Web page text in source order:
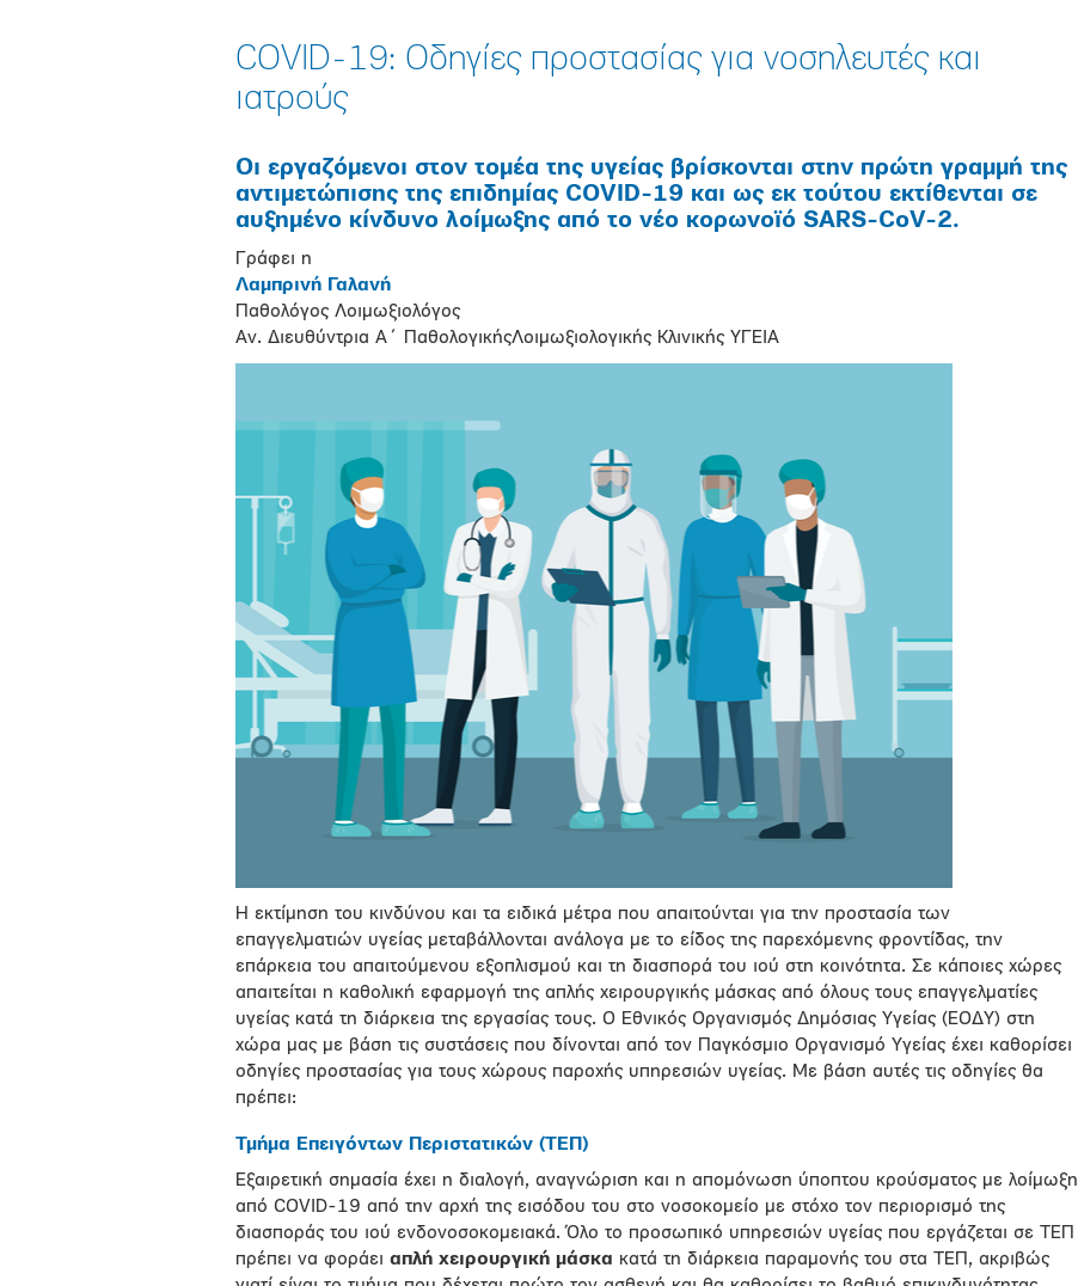
COVID-19: Οδηγίες προστασίας για νοσηλευτές και
ιατρούς
Οι εργαζόμενοι στον τομέα της υγείας βρίσκονται στην πρώτη γραμμή της
αντιμετώπισης της επιδημίας COVID-19 και ως εκ τούτου εκτίθενται σε
αυξημένο κίνδυνο λοίμωξης από το νέο κορωνοϊό SARS-CoV-2.
Γράφει η
Λαμπρινή Γαλανή
Παθολόγος Λοιμωξιολόγος
Αν. Διευθύντρια Α΄ ΠαθολογικήςΛοιμωξιολογικής Κλινικής ΥΓΕΙΑ
Η εκτίμηση του κινδύνου και τα ειδικά μέτρα που απαιτούνται για την προστασία των
επαγγελματιών υγείας μεταβάλλονται ανάλογα με το είδος της παρεχόμενης φροντίδας, την
επάρκεια του απαιτούμενου εξοπλισμού και τη διασπορά του ιού στη κοινότητα. Σε κάποιες χώρες
απαιτείται η καθολική εφαρμογή της απλής χειρουργικής μάσκας από όλους τους επαγγελματίες
υγείας κατά τη διάρκεια της εργασίας τους. Ο Εθνικός Οργανισμός Δημόσιας Υγείας (ΕΟΔΥ) στη
χώρα μας με βάση τις συστάσεις που δίνονται από τον Παγκόσμιο Οργανισμό Υγείας έχει καθορίσει
οδηγίες προστασίας για τους χώρους παροχής υπηρεσιών υγείας. Με βάση αυτές τις οδηγίες θα
πρέπει:
Τμήμα Επειγόντων Περιστατικών (ΤΕΠ)
Εξαιρετική σημασία έχει η διαλογή, αναγνώριση και η απομόνωση ύποπτου κρούσματος με λοίμωξη
από COVID-19 από την αρχή της εισόδου του στο νοσοκομείο με στόχο τον περιορισμό της
διασποράς του ιού ενδονοσοκομειακά. Όλο το προσωπικό υπηρεσιών υγείας που εργάζεται σε ΤΕΠ
πρέπει να φοράει απλή χειρουργική μάσκα κατά τη διάρκεια παραμονής του στα ΤΕΠ, ακριβώς